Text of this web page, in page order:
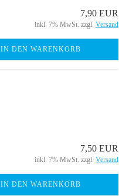
7,90 EUR
inkl. 7% MwSt. zzgl. Versand
IN DEN WARENKORB
7,50 EUR
inkl. 7% MwSt. zzgl. Versand
IN DEN WARENKORB